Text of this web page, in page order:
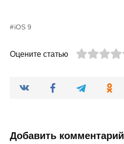
iOS 9
Оцените статью
Добавить комментарий